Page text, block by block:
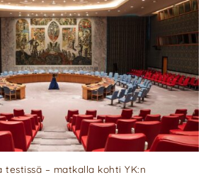
testissä – matkalla kohti YK:n